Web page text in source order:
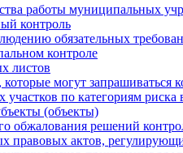
работы муниципальных
контроль
обязательных
контроле
листов
могут
участков по категориям
(объекты)
обжалования решений
правовых актов,